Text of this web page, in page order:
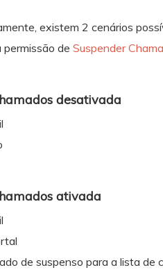
existem 2 cenários
permissão de Suspender
desativada
ativada
de suspenso para a lista de